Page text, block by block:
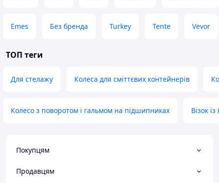
Emes Без бренда Turkey Tente Vevor
ТОП теги
Для стелажу Колеса для сміттєвих контейнерів
Колесо з поворотом і гальмом на підшипниках Візок
Покупцям
Продавцям